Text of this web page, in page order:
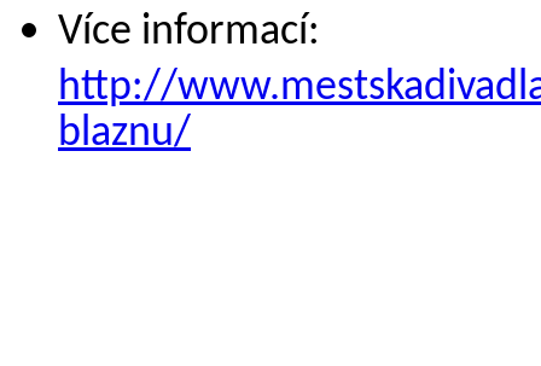
Více informací:
http://
blaznu/